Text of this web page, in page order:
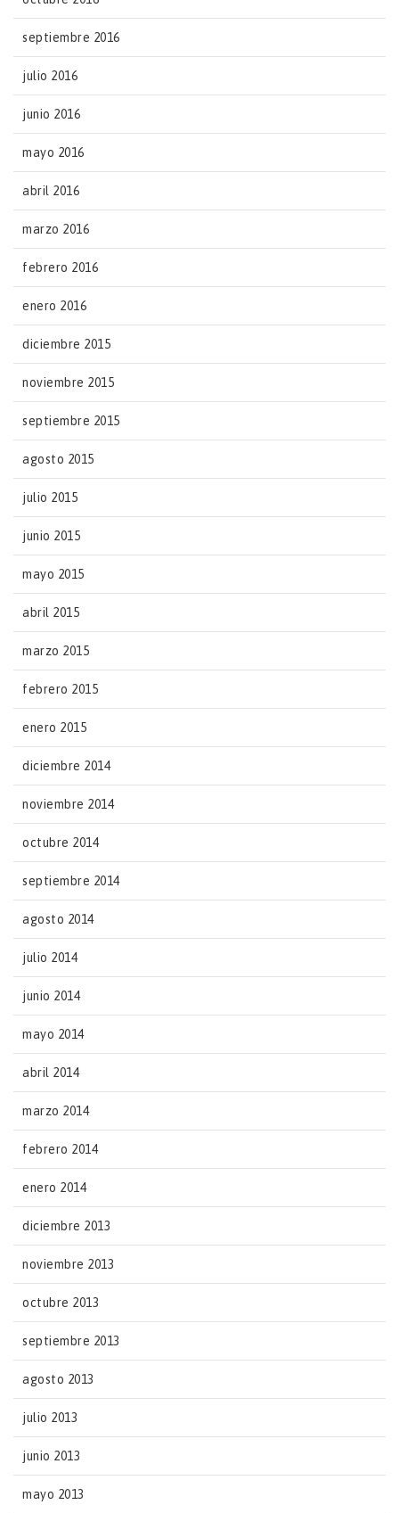
septiembre 2016
julio 2016
junio 2016
mayo 2016
abril 2016
marzo 2016
febrero 2016
enero 2016
diciembre 2015
noviembre 2015
septiembre 2015
agosto 2015
julio 2015
junio 2015
mayo 2015
abril 2015
marzo 2015
febrero 2015
enero 2015
diciembre 2014
noviembre 2014
octubre 2014
septiembre 2014
agosto 2014
julio 2014
junio 2014
mayo 2014
abril 2014
marzo 2014
febrero 2014
enero 2014
diciembre 2013
noviembre 2013
octubre 2013
septiembre 2013
agosto 2013
julio 2013
junio 2013
mayo 2013